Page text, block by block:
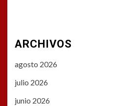
ARCHIVOS
agosto 2026
julio 2026
junio 2026